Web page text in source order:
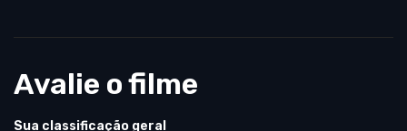
Avalie o filme
Sua classificação geral